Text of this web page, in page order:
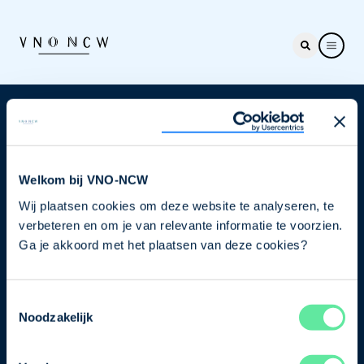
Welkom bij VNO-NCW
Wij plaatsen cookies om deze website te analyseren, te
verbeteren en om je van relevante informatie te voorzien.
Ga je akkoord met het plaatsen van deze cookies?
Noodzakelijk
Nieuwsbrief
je nu in voor de VNO-NCW nieuwsbrief.
Schrijf je in
Direct naar
Ons verhaal